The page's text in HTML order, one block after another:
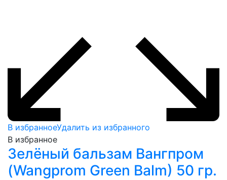
В избранноеУдалить из избранного
В избранное
Зелёный бальзам Вангпром
(Wangprom Green Balm) 50 гр.